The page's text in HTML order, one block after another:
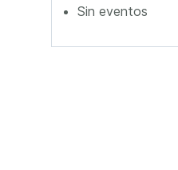
Sin eventos